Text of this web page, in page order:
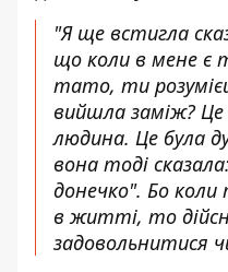
"Я ще встигла
що коли в мене є
тато, ти
вийшла заміж?
людина. Це була
вона тоді
донечко". Бо
в житті, то
задовольнитися